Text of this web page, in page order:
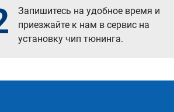
Запишитесь на удобное время и
приезжайте к нам в сервис на
установку чип тюнинга.